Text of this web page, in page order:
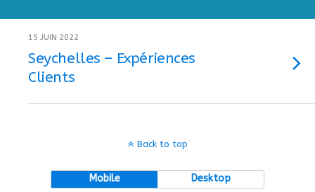
15 JUIN 2022
Seychelles – Expériences
Clients
Back to top
Mobile Desktop